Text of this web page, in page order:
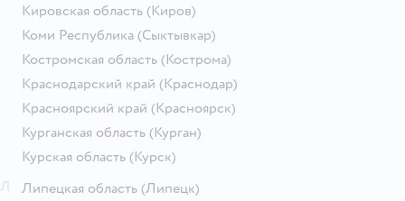
Кировская область (Киров)
Коми Республика (Сыктывкар)
Костромская область (Кострома)
Краснодарский край (Краснодар)
Красноярский край (Красноярск)
Курганская область (Курган)
Курская область (Курск)
Липецкая область (Липецк)